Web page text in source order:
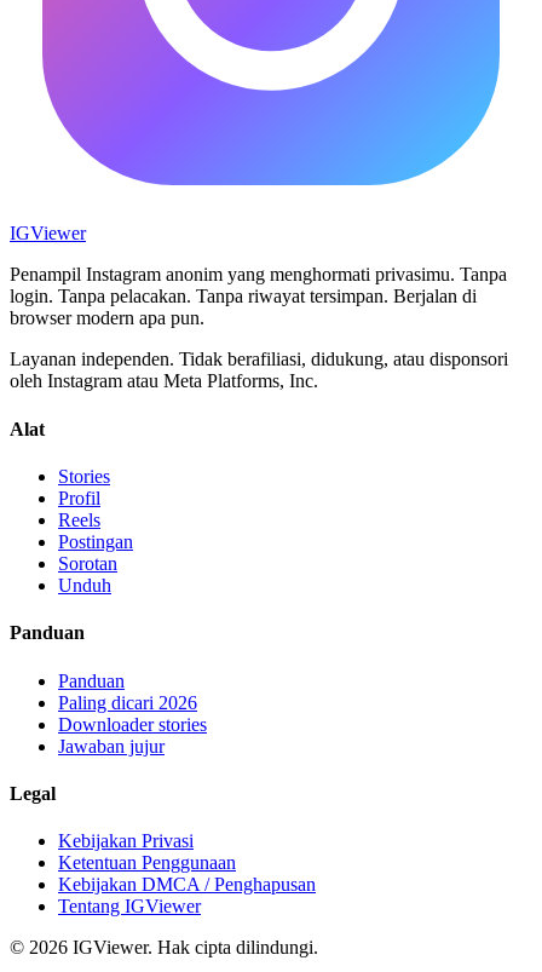
IGViewer
Penampil Instagram anonim yang menghormati privasimu. Tanpa
login. Tanpa pelacakan. Tanpa riwayat tersimpan. Berjalan di
browser modern apa pun.
Layanan independen. Tidak berafiliasi, didukung, atau disponsori
oleh Instagram atau Meta Platforms, Inc.
Alat
Stories
Profil
Reels
Postingan
Sorotan
Unduh
Panduan
Panduan
Paling dicari 2026
Downloader stories
Jawaban jujur
Legal
Kebijakan Privasi
Ketentuan Penggunaan
Kebijakan DMCA / Penghapusan
Tentang IGViewer
© 2026 IGViewer. Hak cipta dilindungi.